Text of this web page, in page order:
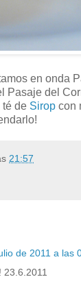
en onda
Pasaje del
té de Sirop con
21:57
de 2011 a las
23.6.2011